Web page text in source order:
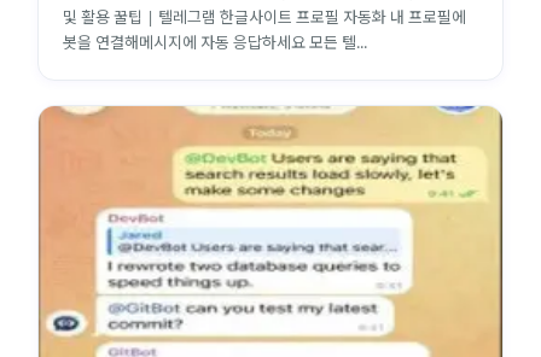
및 활용 꿀팁 | 텔레그램 한글사이트 프로필 자동화 내 프로필에
봇을 연결해메시지에 자동 응답하세요 모든 텔...